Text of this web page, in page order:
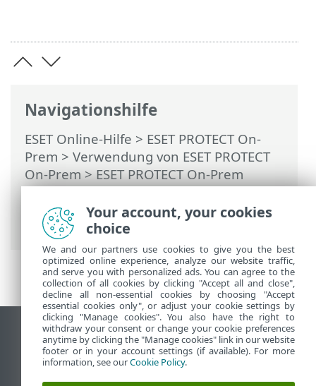
Navigationshilfe
ESET Online-Hilfe > ESET PROTECT On-
Prem > Verwendung von ESET PROTECT
On-Prem>ESET PROTECT On-Prem
Hauptmenü>Mehr>Zertifikate>
Zertifizierungsstelle> Öffentlichen
Schlüssel importieren
Desktop-Site anzeigen
End of Life
ESET Knowledgebase
Your account, your cookies
choice
We and our partners use cookies to give you the best
optimized online experience, analyze our website traffic,
and serve you with personalized ads. You can agree to the
collection of all cookies by clicking "Accept all and close",
decline all non-essential cookies by choosing "Accept
essential cookies only", or adjust your cookie settings by
clicking "Manage cookies". You also have the right to
withdraw your consent or change your cookie preferences
anytime by clicking the "Manage cookies" link in our website
footer or in your account settings (if available). For more
information, see ourCookie Policy.